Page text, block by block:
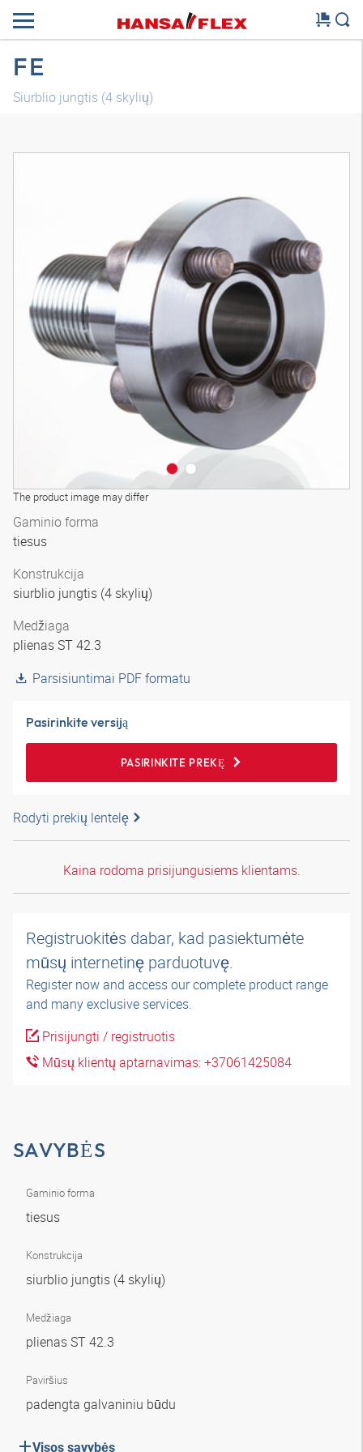
FE
Siurblio jungtis (4 skylių)
The product image may differ
Gaminio forma
tiesus
Konstrukcija
siurblio jungtis (4 skylių)
Medžiaga
plienas ST 42.3
Parsisiuntimai PDF formatu
Pasirinkite versiją
PASIRINKITE PREKĘ
Rodyti prekių lentelę
Kaina rodoma prisijungusiems klientams.
Registruokitės dabar, kad pasiektumėte
mūsų internetinę parduotuvę.
Register now and access our complete product range
and many exclusive services.
Prisijungti / registruotis
Mūsų klientų aptarnavimas: +37061425084
SAVYBĖS
Gaminio forma
tiesus
Konstrukcija
siurblio jungtis (4 skylių)
Medžiaga
plienas ST 42.3
Paviršius
padengta galvaniniu būdu
Visos savybės